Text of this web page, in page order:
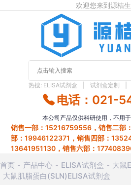
欢迎您来到源桔生
热搜: ELISA试剂盒 试剂盒定制
电话：021-
本公司产品仅供科研使用，不用
销售一部：15216759556，销售二部
部：19946122371，销售四部：
13641951130，销售六部：
首页 产品中心 ELISA试剂盒
大鼠
大鼠肌脂蛋白(SLN)ELISA试剂盒